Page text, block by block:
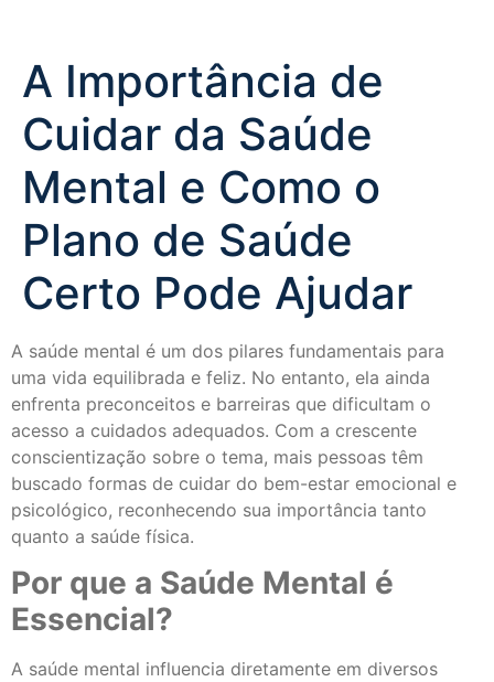
A Importância de
Cuidar da Saúde
Mental e Como o
Plano de Saúde
Certo Pode Ajudar
A saúde mental é um dos pilares fundamentais para
uma vida equilibrada e feliz. No entanto, ela ainda
enfrenta preconceitos e barreiras que dificultam o
acesso a cuidados adequados. Com a crescente
conscientização sobre o tema, mais pessoas têm
buscado formas de cuidar do bem-estar emocional e
psicológico, reconhecendo sua importância tanto
quanto a saúde física.
Por que a Saúde Mental é
Essencial?
A saúde mental influencia diretamente em diversos